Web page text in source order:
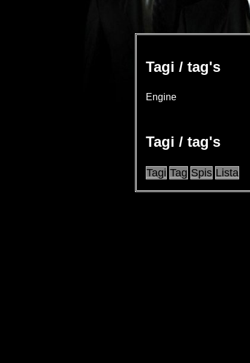
Tagi / tag's
Engine
Tagi / tag's
Tagi Tag Spis Lista